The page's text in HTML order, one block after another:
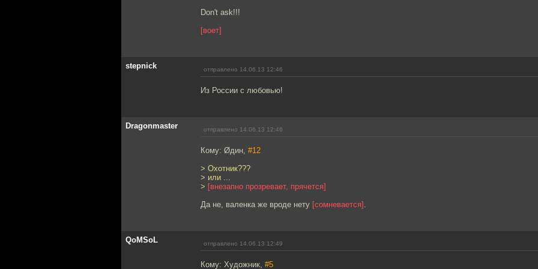
Don't ask!!!
[воет]
stepnick отправлено 14.06.13 12:46
Из России с любовью!
Dragonmaster отправлено 14.06.13 12:46
Кому: Øдин, #12
> Охотник???
> или ...
> [внезапно прозревает, прячется]
Да не, валенка же вроде нету [сомневается] .
QoMSoL отправлено 14.06.13 12:49
Кому: Художник, #5